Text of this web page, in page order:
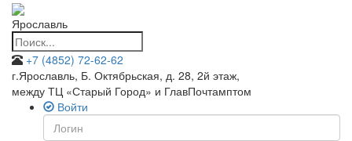
Ярославль
+7 (4852) 72-62-62
г.Ярославль, Б. Октябрьская, д. 28, 2й этаж,
между ТЦ «Старый Город» и ГлавПочтамптом
Войти